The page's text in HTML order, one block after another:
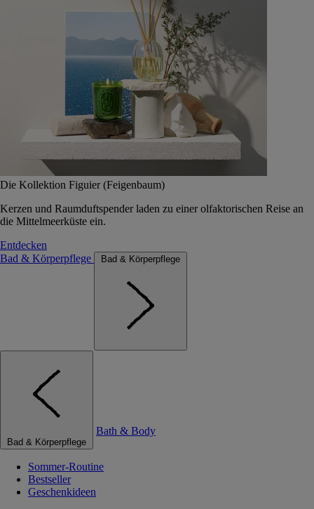
Die Kollektion Figuier (Feigenbaum)
Kerzen und Raumduftspender laden zu einer olfaktorischen Reise an
die Mittelmeerküste ein.
Entdecken
Bad & Körperpflege
Bad & Körperpflege
Bad & Körperpflege
Bath & Body
Sommer-Routine
Bestseller
Geschenkideen